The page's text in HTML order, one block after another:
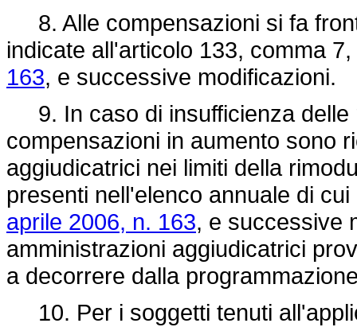
8. Alle compensazioni si fa
indicate all'articolo 133, comma
163, e successive modificazioni.
9. In caso di insufficienza delle
compensazioni in aumento sono
aggiudicatrici nei limiti della
presenti nell'elenco annuale di
aprile 2006, n. 163, e successive
amministrazioni aggiudicatrici
a decorrere dalla
10. Per i soggetti tenuti